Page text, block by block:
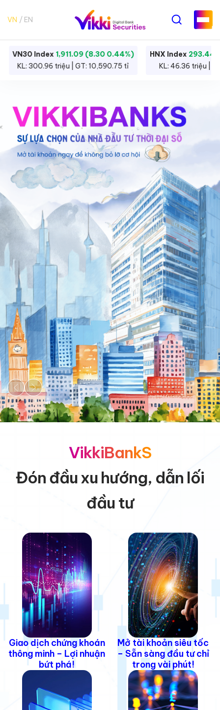
VN EN
HNX Index293.44 (0.80 0.27%)
KL: 46.36 triệu | GT: 756.03 tỉ
HNX30 Index455.12
KL: 34.43 triệu |
VikkiBankS
Đón đầu xu hướng, dẫn lối
đầu tư
Giao dịch chứng khoán
thông minh – Lợi nhuận
bứt phá!
Mở tài khoản siêu tốc
– Sẵn sàng đầu tư chỉ
trong vài phút!